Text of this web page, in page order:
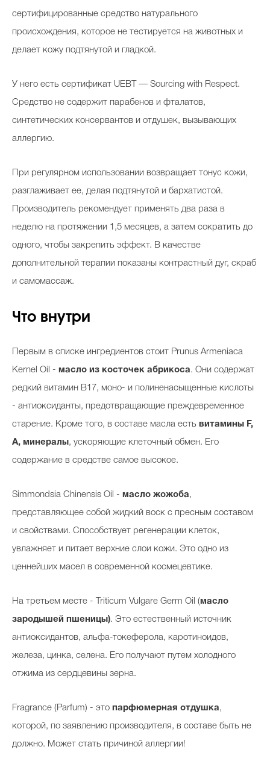
сертифицированные средство натурального
происхождения, которое не тестируется на животных и
делает кожу подтянутой и гладкой.
У него есть сертификат UEBT — Sourcing with Respect.
Средство не содержит парабенов и фталатов,
синтетических консервантов и отдушек, вызывающих
аллергию.
При регулярном использовании возвращает тонус кожи,
разглаживает ее, делая подтянутой и бархатистой.
Производитель рекомендует применять два раза в
неделю на протяжении 1,5 месяцев, а затем сократить до
одного, чтобы закрепить эффект. В качестве
дополнительной терапии показаны контрастный дуг, скраб
и самомассаж.
Что внутри
Первым в списке ингредиентов стоит Prunus Armeniaca
Kernel Oil - масло из косточек абрикоса. Они содержат
редкий витамин В17, моно- и полиненасыщенные кислоты
- антиоксиданты, предотвращающие преждевременное
старение. Кроме того, в составе масла есть витамины F,
А, минералы, ускоряющие клеточный обмен. Его
содержание в средстве самое высокое.
Simmondsia Chinensis Oil - масло жожоба,
представляющее собой жидкий воск с пресным составом
и свойствами. Способствует регенерации клеток,
увлажняет и питает верхние слои кожи. Это одно из
ценнейших масел в современной космецевтике.
На третьем месте - Triticum Vulgare Germ Oil (масло
зародышей пшеницы). Это естественный источник
антиоксидантов, альфа-токеферола, каротиноидов,
железа, цинка, селена. Его получают путем холодного
отжима из сердцевины зерна.
Fragrance (Parfum) - это парфюмерная отдушка,
которой, по заявлению производителя, в составе быть не
должно. Может стать причиной аллергии!